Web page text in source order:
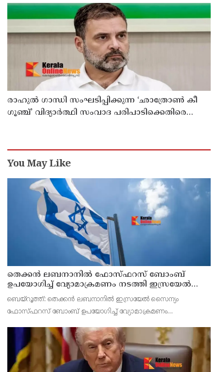
രാഹുൽ ഗാന്ധി സംഘടിപ്പിക്കുന്ന ‘ഛാത്രോൺ കീ
ഗൂഞ്ച്’ വിദ്യാർത്ഥി സംവാദ പരിപാടിക്കെതിരെ
You May Like
തെക്കൻ ലബനാനിൽ ഫോസ്ഫറസ് ബോംബ്
ഉപയോഗിച്ച് വ്യോമാക്രമണം നടത്തി ഇസ്രയേൽ
സൈന്യം
ബെയ്റൂത്ത്: തെക്കൻ ലബനാനിൽ ഇസ്രയേൽ സൈന്യം
ഫോസ്ഫറസ് ബോംബ് ഉപയോഗിച്ച് വ്യോമാക്രമണം
മേഖലയെയാണ് ആക്രമണം ലക്ഷ്യമിട്ടതെന്ന് റിപ്പോർട്ടിൽ
പറയുന്നു. ആക്രമണത്